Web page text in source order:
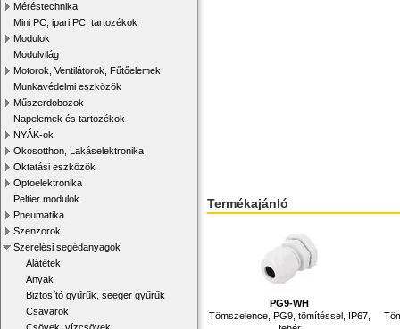
Méréstechnika
Mini PC, ipari PC, tartozékok
Modulok
Modulvilág
Motorok, Ventilátorok, Fűtőelemek
Munkavédelmi eszközök
Műszerdobozok
Napelemek és tartozékok
NYÁK-ok
Okosotthon, Lakáselektronika
Oktatási eszközök
Optoelektronika
Peltier modulok
Pneumatika
Szenzorok
Szerelési segédanyagok
Alátétek
Anyák
Biztosító gyűrűk, seeger gyűrűk
Csavarok
Termékajánló
PG9-WH
Tömszelence, PG9, tömítéssel, IP67,